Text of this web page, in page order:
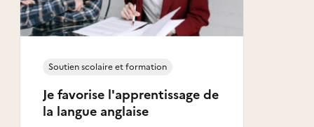
Je favorise l'apprentissage de
la langue anglaise
Soutien scolaire et formation